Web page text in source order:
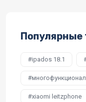
Популярные
ipados 18.1
xiaomi leitzphone